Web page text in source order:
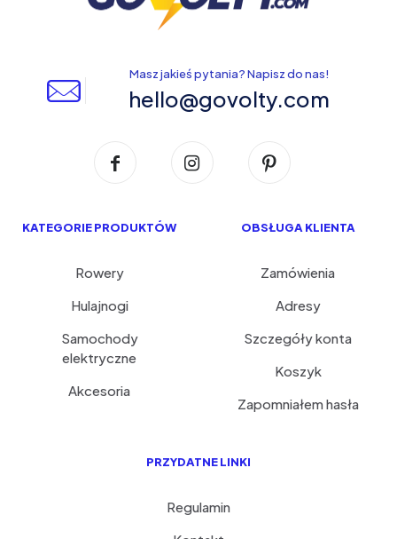
Masz jakieś pytania? Napisz do nas!
hello@govolty.com
KATEGORIE PRODUKTÓW
Rowery
Hulajnogi
Samochody
elektryczne
Akcesoria
OBSŁUGA KLIENTA
Zamówienia
Adresy
Szczegóły konta
Koszyk
Zapomniałem hasła
PRZYDATNE LINKI
Regulamin